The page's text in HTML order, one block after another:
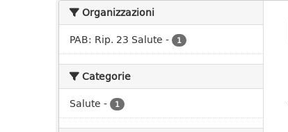
Organizzazioni
PAB: Rip. 23 Salute - 1
Categorie
Salute - 1